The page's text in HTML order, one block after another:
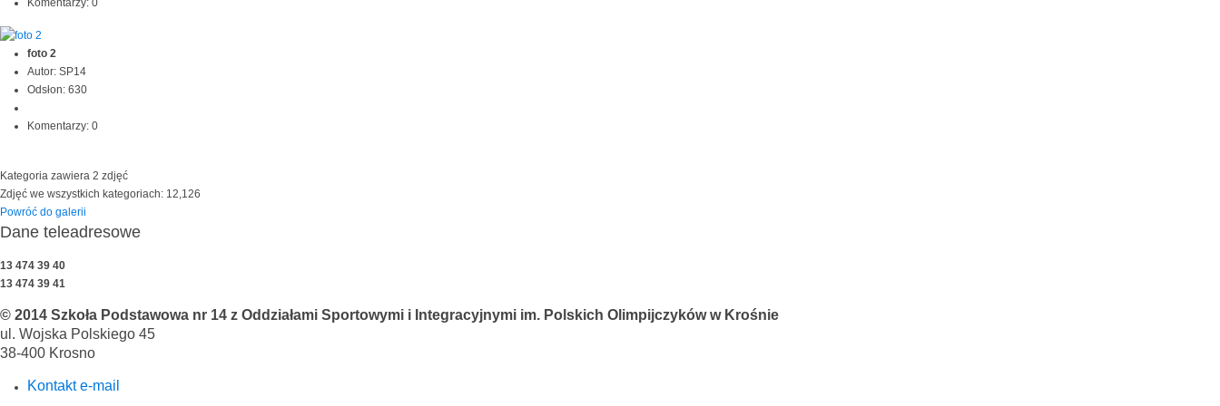
Komentarzy: 0
foto 2
Autor: SP14
Odsłon: 630
Komentarzy: 0
Kategoria zawiera 2 zdjęć
Zdjęć we wszystkich kategoriach: 12,126
Powróć do galerii
Dane teleadresowe
13 474 39 40
13 474 39 41
© 2014 Szkoła Podstawowa nr 14 z Oddziałami Sportowymi i Integracyjnymi im. Polskich Olimpijczyków w Krośnie
ul. Wojska Polskiego 45
38-400 Krosno
Kontakt e-mail